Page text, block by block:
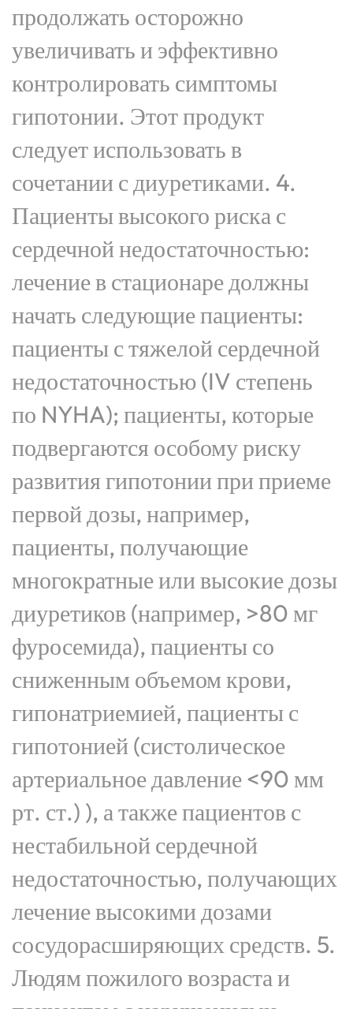
продолжать осторожно
увеличивать и эффективно
контролировать симптомы
гипотонии. Этот продукт
следует использовать в
сочетании с диуретиками. 4.
Пациенты высокого риска с
сердечной недостаточностью:
лечение в стационаре должны
начать следующие пациенты:
пациенты с тяжелой сердечной
недостаточностью (IV степень
по NYHA); пациенты, которые
подвергаются особому риску
развития гипотонии при приеме
первой дозы, например,
пациенты, получающие
многократные или высокие дозы
диуретиков (например, >80 мг
фуросемида), пациенты со
сниженным объемом крови,
гипонатриемией, пациенты с
гипотонией (систолическое
артериальное давление <90 мм
рт. ст.) ), а также пациентов с
нестабильной сердечной
недостаточностью, получающих
лечение высокими дозами
сосудорасширяющих средств. 5.
Людям пожилого возраста и